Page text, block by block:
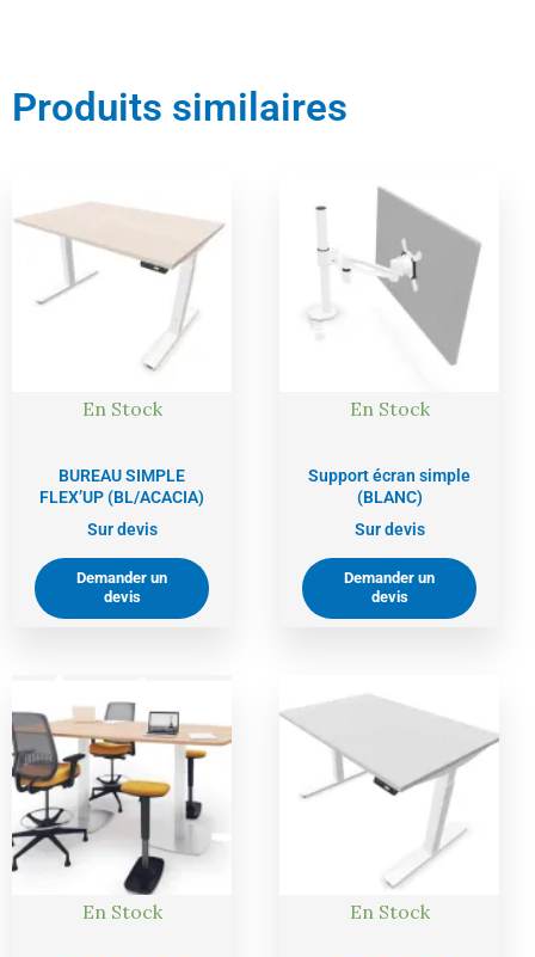
Produits similaires
En Stock
BUREAU SIMPLE
FLEX’UP (BL/ACACIA)
Sur devis
Demander un
devis
En Stock
Support écran simple
(BLANC)
Sur devis
Demander un
devis
En Stock En Stock